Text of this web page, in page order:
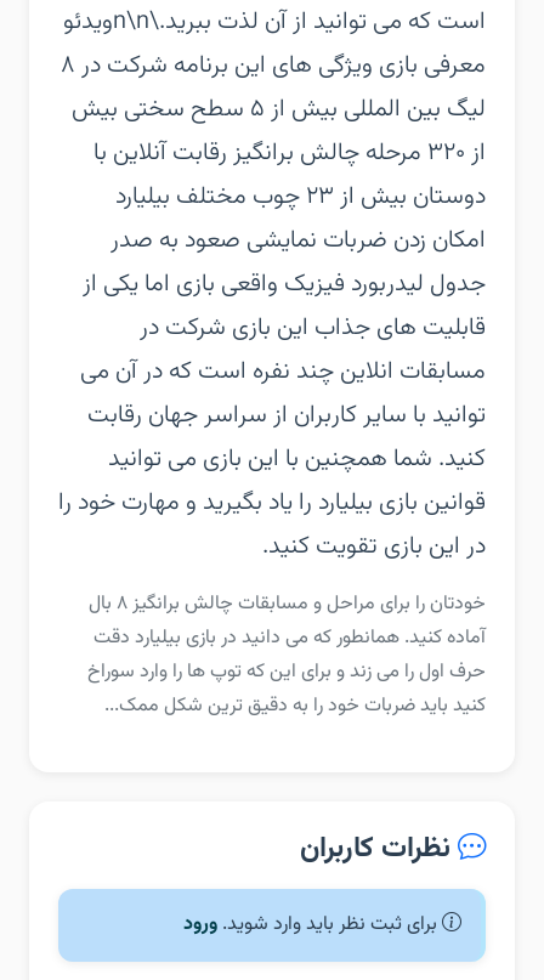
است که می توانید از آن لذت ببرید.\n\nویدئو
معرفی بازی‏ ویژگی های این برنامه‏ شرکت در ۸
لیگ بین المللی‏ بیش از ۵ سطح سختی‏ بیش
از ۳۲۰ مرحله چالش برانگیز‏ رقابت آنلاین با
دوستان‏ بیش از ۲۳ چوب مختلف بیلیارد‏
امکان زدن ضربات نمایشی‏ صعود به صدر
جدول لیدربورد‏ فیزیک واقعی بازی‏ اما یکی از
قابلیت های جذاب این بازی شرکت در
مسابقات انلاین چند نفره است که در آن می
توانید با سایر کاربران از سراسر جهان رقابت
کنید. شما همچنین با این بازی می توانید
قوانین بازی بیلیارد را یاد بگیرید و مهارت خود را
در این بازی تقویت کنید.
‏‏خودتان را برای مراحل و مسابقات چالش برانگیز ۸ بال
آماده کنید. همانطور که می دانید در بازی بیلیارد دقت
حرف اول را می زند و برای این که توپ ها را وارد سوراخ
کنید باید ضربات خود را به دقیق ترین شکل ممک...
نظرات کاربران
برای ثبت نظر باید وارد شوید. ورود